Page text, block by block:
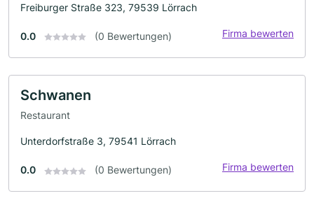
Freiburger Straße 323, 79539 Lörrach
0.0 (0 Bewertungen) Firma bewerten
Schwanen
Restaurant
Unterdorfstraße 3, 79541 Lörrach
0.0 (0 Bewertungen) Firma bewerten